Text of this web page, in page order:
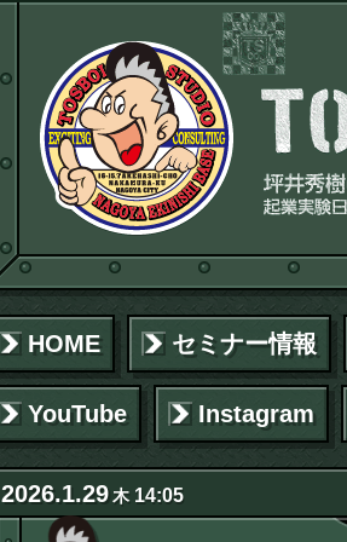
HOME セミナー情報
YouTube Instagram
2026.1.29木14:05